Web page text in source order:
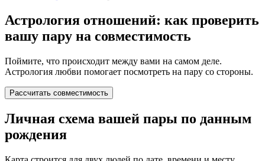
Астрология отношений: как проверить
вашу пару на совместимость
Поймите, что происходит между вами на самом деле.
Астрология любви помогает посмотреть на пару со стороны.
Рассчитать совместимость
Личная схема вашей пары по данным
рождения